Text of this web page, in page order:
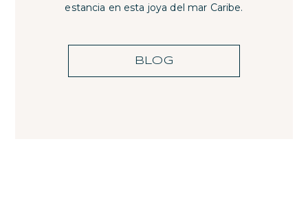
estancia en esta joya del mar Caribe.
BLOG